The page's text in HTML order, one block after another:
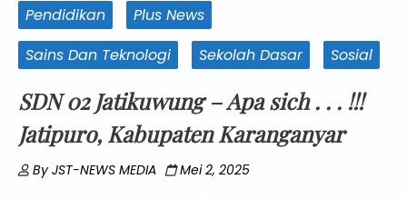
Pendidikan
Plus News
Sains Dan Teknologi
Sekolah Dasar Sosial
SDN 02 Jatikuwung – Apa sich . . . !!!
Jatipuro, Kabupaten Karanganyar
ByJST-NEWS MEDIA Mei 2, 2025